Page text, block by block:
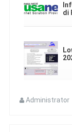
di
Administrator